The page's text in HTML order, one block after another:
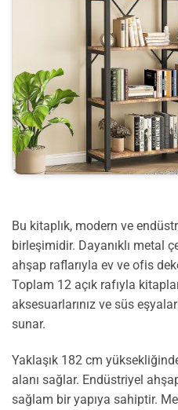
Bu kitaplık, modern ve
birleşimidir. Dayanıklı metal
ahşap raflarıyla ev ve ofis
Toplam 12 açık rafıyla
aksesuarlarınız ve süs
sunar.
Yaklaşık 182 cm
alanı sağlar. Endüstriyel
sağlam bir yapıya sahiptir.